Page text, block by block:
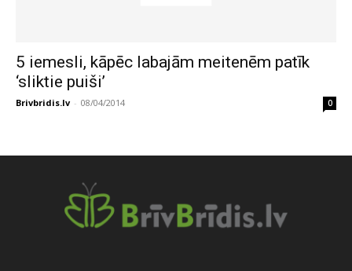
5 iemesli, kāpēc labajām meitenēm patīk
‘sliktie puiši’
Brivbridis.lv - 08/04/2014 0